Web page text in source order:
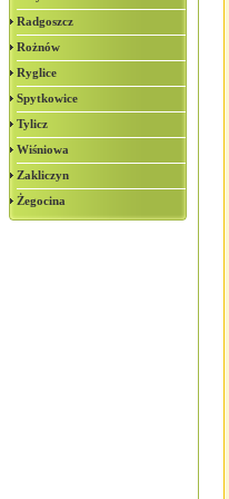
Radgoszcz
Rożnów
Ryglice
Spytkowice
Tylicz
Wiśniowa
Zakliczyn
Żegocina